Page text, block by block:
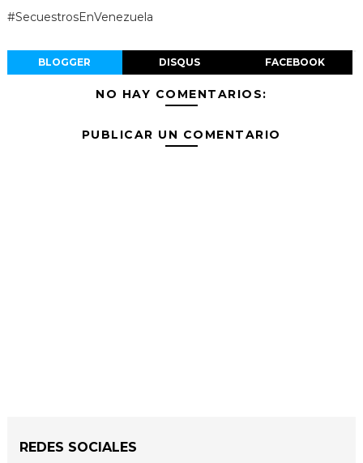
#SecuestrosEnVenezuela
BLOGGER DISQUS FACEBOOK
NO HAY COMENTARIOS:
PUBLICAR UN COMENTARIO
REDES SOCIALES